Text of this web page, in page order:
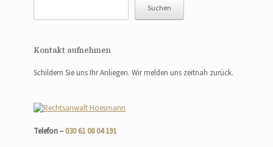
Suchen
Kontakt aufnehmen
Schildern Sie uns Ihr Anliegen. Wir melden uns zeitnah zurück.
Telefon –030 61 08 04 191